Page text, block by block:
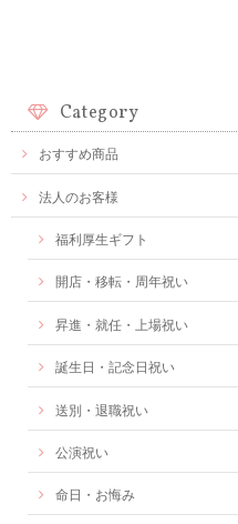
Category
おすすめ商品
法人のお客様
福利厚生ギフト
開店・移転・周年祝い
昇進・就任・上場祝い
誕生日・記念日祝い
送別・退職祝い
公演祝い
命日・お悔み